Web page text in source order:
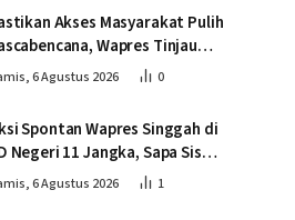
Akses Masyarakat Pulih
Wapres Tinjau
Jembatan
6 Agustus 2026 0
Spontan Wapres Singgah di
Negeri 11 Jangka, Sapa Siswa
Dorong Perbaikan Sekolah
6 Agustus 2026 1